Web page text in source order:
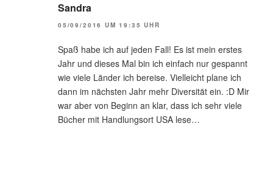
Sandra
05/09/2016 UM 19:35 UHR
Spaß habe ich auf jeden Fall! Es ist mein erstes
Jahr und dieses Mal bin ich einfach nur gespannt
wie viele Länder ich bereise. Vielleicht plane ich
dann im nächsten Jahr mehr Diversität ein. :D Mir
war aber von Beginn an klar, dass ich sehr viele
Bücher mit Handlungsort USA lese…